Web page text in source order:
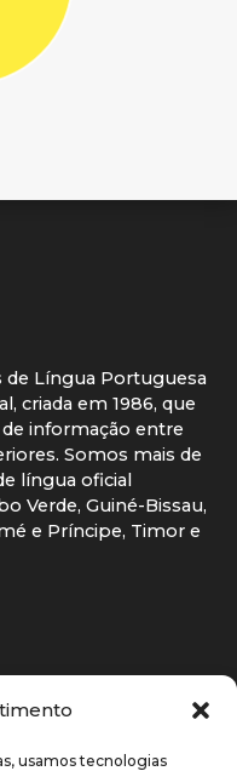
usamos tecnologias
de Língua Portuguesa
criada em 1986, que
informação entre
Somos mais de
língua oficial
Verde, Guiné-Bissau,
e Príncipe, Timor e